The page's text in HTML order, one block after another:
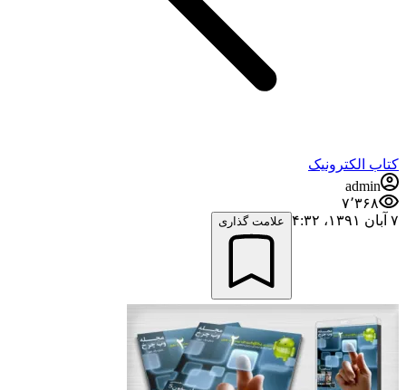
کتاب الکترونیک
admin
۷٬۳۶۸
۷ آبان ۱۳۹۱،‏ ۴:۳۲
علامت گذاری